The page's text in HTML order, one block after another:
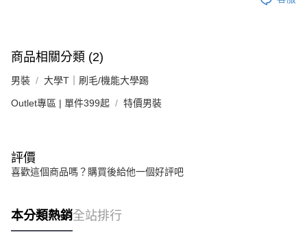
商品相關分類 (2)
男裝 大學T｜刷毛/機能大學踢
Outlet專區 | 單件399起 特價男裝
評價
喜歡這個商品嗎？購買後給他一個好評吧
本分類熱銷全站排行